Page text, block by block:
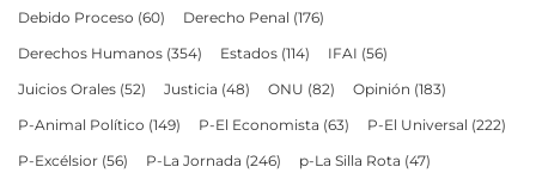
Debido Proceso (60) Derecho Penal (176)
Derechos Humanos (354) Estados (114) IFAI (56)
Juicios Orales (52) Justicia (48) ONU (82) Opinión (183)
P-Animal Político (149) P-El Economista (63) P-El Universal (222)
P-Excélsior (56) P-La Jornada (246) p-La Silla Rota (47)